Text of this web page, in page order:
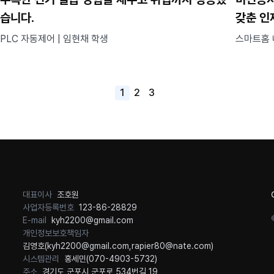
습니다.
PLC 자동제어 | 임현채 학생
갖춘 인
스마트홈
1 2 3
대표이사 조호원
사업자등록번호 123-86-28829
E-mail
kyh2200@gmail.com
개인정보보호책임자
김영호(kyh2200@gmail.com ,rapier80@nate.com)
시스템관리
홍세민(070-4903-5732)
주소 경기도 군포시 군포로 534번길 19